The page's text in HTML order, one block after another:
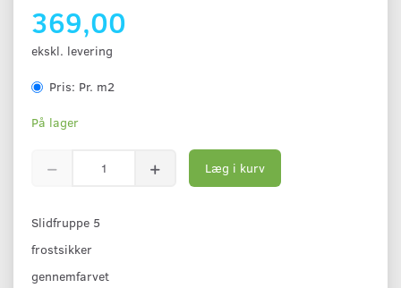
369,00
ekskl. levering
Pris: Pr. m2
På lager
Læg i kurv
Slidfruppe 5
frostsikker
gennemfarvet